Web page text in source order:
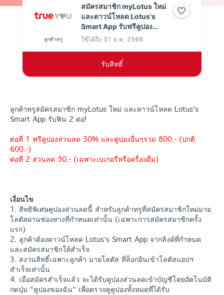
สมัครสมาชิก myLotus ใหม่
และดาวน์โหลด Lotus's
Smart App รับฟรีคูปอง
ส่วนลดรวม 800.-
ลูกค้าทรู ใช้ได้ถึง 31 ธ.ค. 2569
รับสิทธิ์
ลูกค้าทรูสมัครสมาชิก myLotus ใหม่ และดาวน์โหลด Lotus's
Smart App รับฟิน 2 ต่อ!
ต่อที่ 1 ฟรีคูปองส่วนลด 30% และคูปองอื่นๆรวม 800.- (ปกติ
600.-)
ต่อที่ 2 ส่วนลด 30.- (เฉพาะเบเกอรี่หรือครื่องดื่ม)
เงื่อนไข
1. สิทธิพิเศษคูปองส่วนลดนี้ สำหรับลูกค้าทรูที่สมัครสมาชิกใหม่มาย
โลตัสผ่านช่องทางที่กำหนดเท่านั้น (เฉพาะการสมัครสมาชิกครั้ง
แรก)
2. ลูกค้าต้องดาวน์โหลด Lotus’s Smart App จากลิงค์ที่กำหนด
และสมัครสมาชิกให้สำเร็จ
3. สงวนสิทธิ์เฉพาะลูกค้า มายโลตัส ที่ล็อกอินเข้าโลตัสแอปฯ
สำเร็จเท่านั้น
4. เมื่อสมัครสำเร็จแล้ว จะได้รับคูปองส่วนลดเข้าบัญชีโดยอัตโนมัติ
กดปุ่ม “คูปองของฉัน” เพื่อตรวจดูคูปองทั้งหมดที่ได้รับ